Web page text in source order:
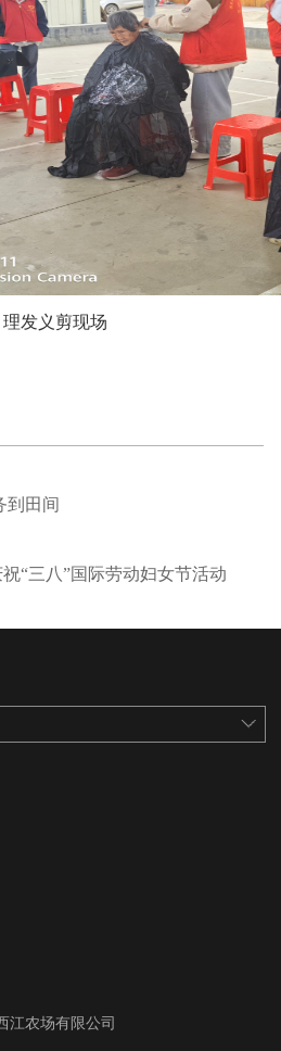
理发义剪现场
到田间
“三八”国际劳动妇女节活动
江农场有限公司